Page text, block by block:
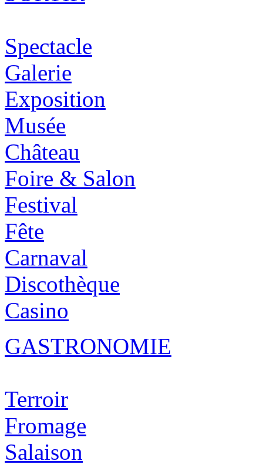
Spectacle
Galerie
Exposition
Musée
Château
Foire & Salon
Festival
Fête
Carnaval
Discothèque
Casino
GASTRONOMIE
Terroir
Fromage
Salaison